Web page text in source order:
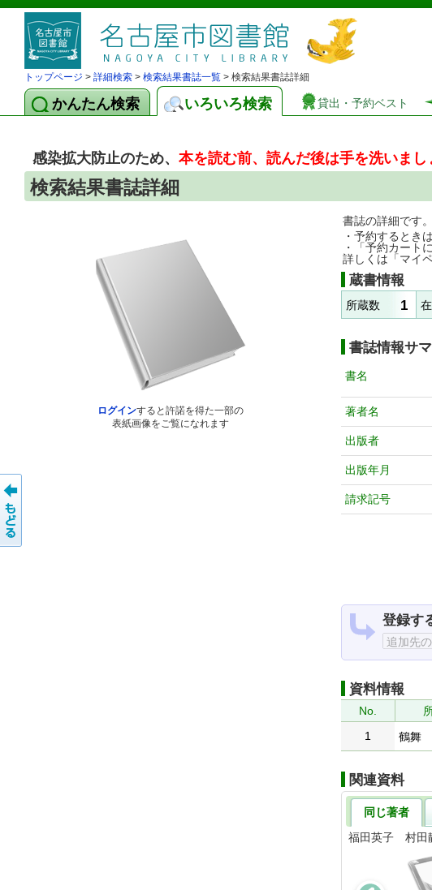
図書館
トップページ > 詳細検索 > 検索結果書誌一覧 > 検索結果書誌詳細
かんたん検索 いろいろ検索 貸出・予約ベスト
感染拡大防止のため、 本を読む前、読んだ後は手を洗いまし
検索結果書誌詳細
ログインすると許諾を得た一部の
表紙画像をご覧になれます
書誌の詳細です
・予約するとき
・「予約カート
詳しくは「マイ
蔵書情報
所蔵数 1
書誌情報サ
書名
著者名
出版者
出版年月
請求記号
登録す
資料情報
No.
1
鶴舞
関連資料
同じ著者
福田英子 村田